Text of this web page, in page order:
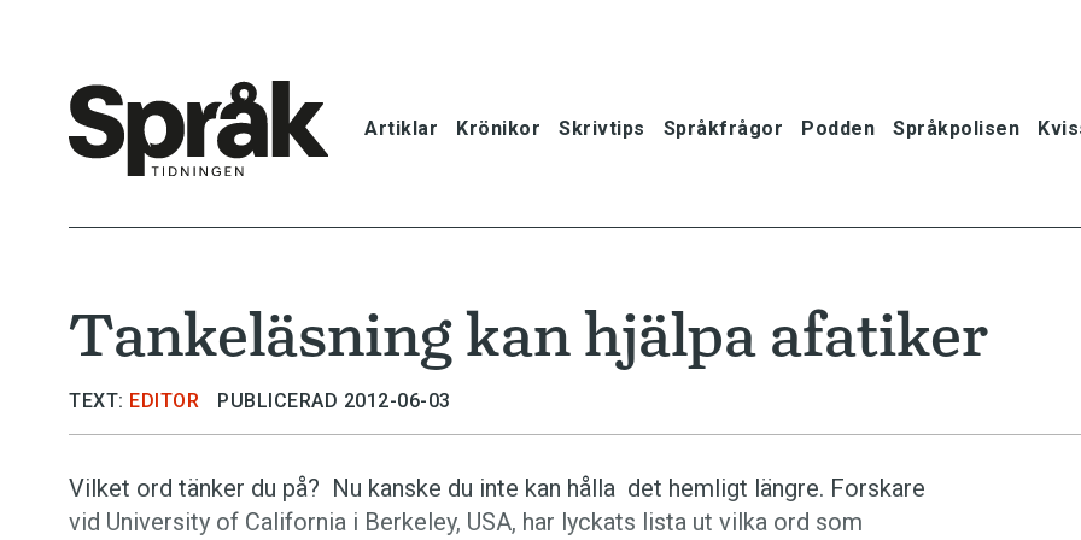
Artiklar Krönikor Skrivtips Språkfrågor Podden Språkpolisen
Krönikor
Språkfrågor
Bokrecensioner
Tankeläsning kan hjälpa afatiker
TEXT: EDITOR PUBLICERAD 2012-06-03
Vilket ord tänker du på? Nu kanske du inte kan hålla det hemligt längre. Forskare
vid University of California i Berkeley, USA, har lyckats lista ut vilka ord som